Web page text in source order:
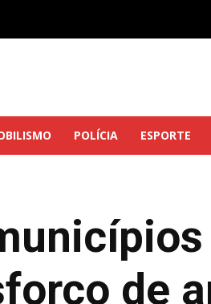
POLÍCIA ESPORTE
de